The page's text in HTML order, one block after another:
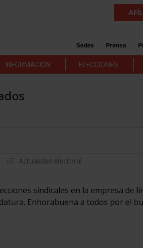
Sedes Prensa
INFORMACIÓN ELECCIONES
Actualidad electoral
sindicales en la empresa de
Enhorabuena a todos por el